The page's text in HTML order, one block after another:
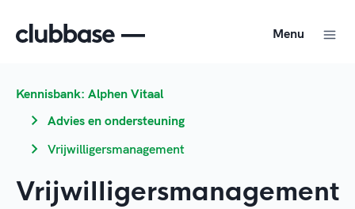
Menu
Kennisbank: Alphen Vitaal
Advies en ondersteuning
Vrijwilligersmanagement
Vrijwilligersmanagement